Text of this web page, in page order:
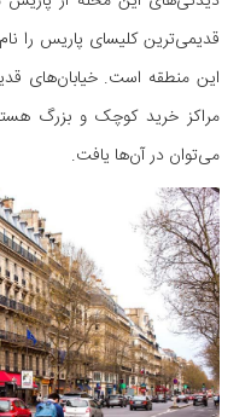
قدیمی‌ترین کلیسای پاریس را
این منطقه است. خیابان‌های
مراکز خرید کوچک و بزرگ
می‌توان در آن‌ها یافت.